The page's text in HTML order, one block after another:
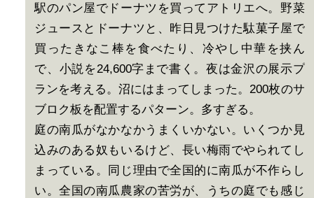
駅のパン屋でドーナツを買ってアトリエへ。野菜
ジュースとドーナツと、昨日見つけた駄菓子屋で
買ったきなこ棒を食べたり、冷やし中華を挟ん
で、小説を24,600字まで書く。夜は金沢の展示プ
ランを考える。沼にはまってしまった。200枚のサ
ブロク板を配置するパターン。多すぎる。
庭の南瓜がなかなかうまくいかない。いくつか見
込みのある奴もいるけど、長い梅雨でやられてし
まっている。同じ理由で全国的に南瓜が不作らし
い。全国の南瓜農家の苦労が、うちの庭でも感じ